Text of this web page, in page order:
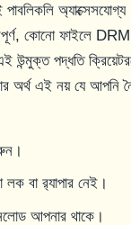
কোনো ফাইলে
পদ্ধতি
অর্থ এই নয় যে আপনি
বা র‍্যাপার নেই।
আপনার থাকে।